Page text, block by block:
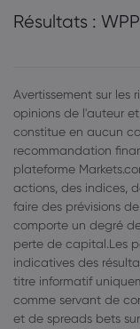
Résultats :
Avertissement sur les
opinions de l'auteur
constitue en aucun
recommandation
plateforme
actions, des indices,
faire des prévisions
comporte un degré
perte de capital.Les
indicatives des
titre informatif
comme servant de
et de spreads bets